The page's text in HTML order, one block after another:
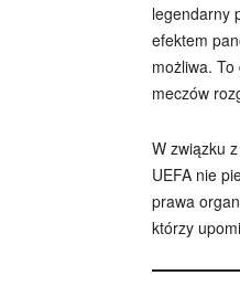
legendarny
efektem
możliwa.
meczów
W związku
UEFA nie
prawa
którzy